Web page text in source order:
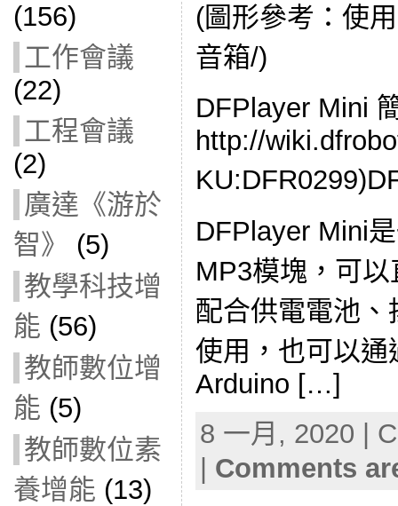
(156)
工作會議
(22)
工程會議
(2)
廣達《游於
智》
(5)
教學科技增
能 (56)
教師數位增
能 (5)
教師數位素
養增能 (13)
(圖形參考：使
音箱/)
DFPlayer Mini
http://
DFPlayer Mini
MP3模塊，可
配合供電電池
使用，也可以
Arduino […]
8 一月, 2020 |
Comments